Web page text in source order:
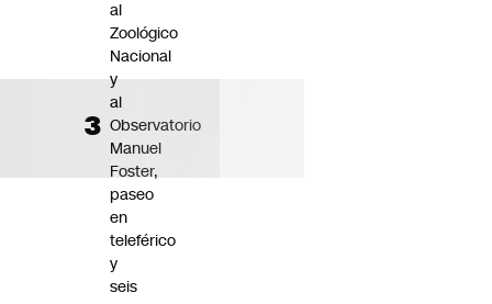
al
Zoológico
Nacional
y
al
Observatorio
Manuel
Foster,
paseo
en
teleférico
y
seis